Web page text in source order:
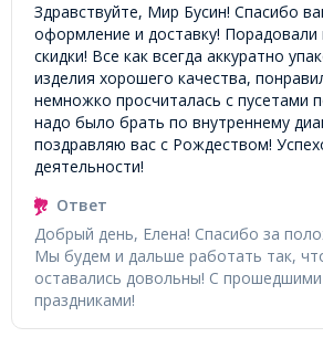
Здравствуйте, Мир Бусин! Спасибо
оформление и доставку! Порадовали
скидки! Все как всегда аккуратно
изделия хорошего качества,
немножко просчиталась с пусетами
надо было брать по внутреннему
поздравляю вас с Рождеством!
деятельности!
Ответ
Добрый день, Елена! Спасибо за
Мы будем и дальше работать так,
оставались довольны! С
праздниками!